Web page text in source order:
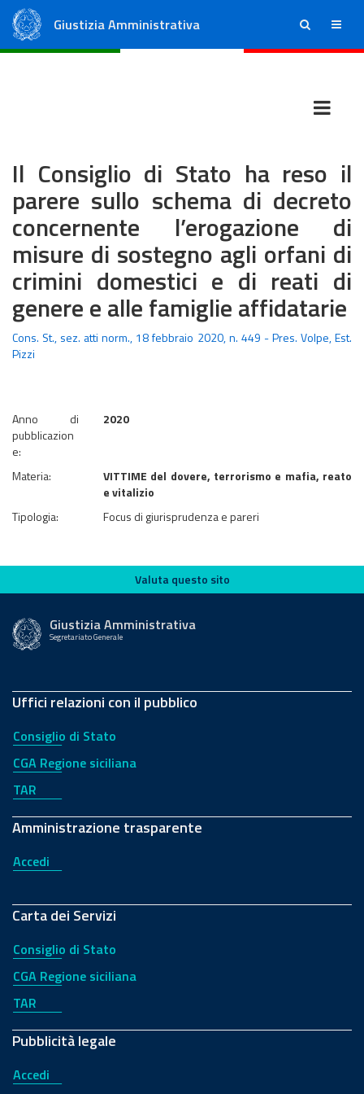
Giustizia Amministrativa ricerca menu
Il Consiglio di Stato ha reso il
parere sullo schema di decreto
concernente l’erogazione di
misure di sostegno​ agli orfani di
crimini domestici e di reati di
genere e alle famiglie affidatarie
Cons. St., sez. atti norm., 18 febbraio 2020, n. 449 - Pres. Volpe, Est.
Pizzi
Anno di
pubblicazion
e:
2020
Materia:
VITTIME del dovere, terrorismo e mafia, reato
e vitalizio
Tipologia:
Focus di giurisprudenza e pareri
Valuta questo sito
Valuta questo sito
Giustizia Amministrativa
Segretariato Generale
Uffici relazioni con il pubblico
Consiglio di Stato
CGA Regione siciliana
TAR
Amministrazione trasparente
Accedi
Carta dei Servizi
Consiglio di Stato
CGA Regione siciliana
TAR
Pubblicità legale
Accedi